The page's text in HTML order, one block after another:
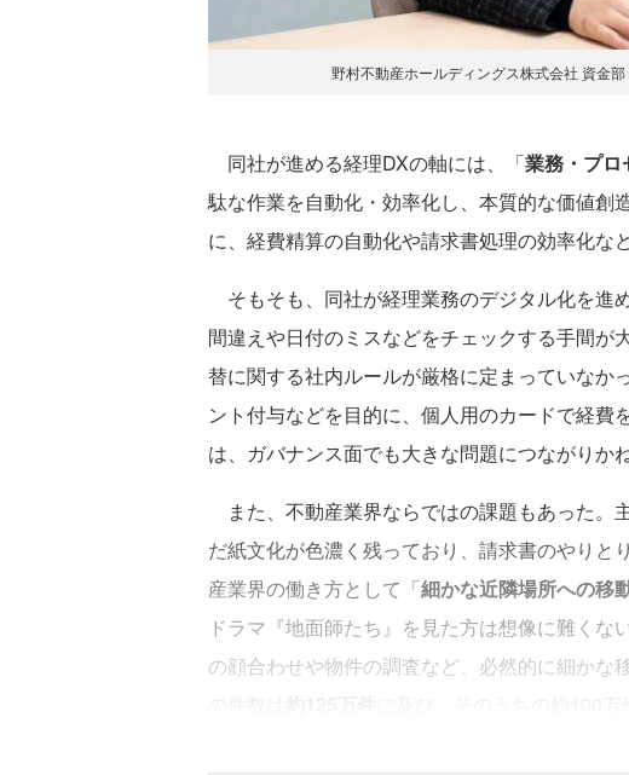
野村不動産ホールディングス株式会社 資金
同社が進める経理DXの軸には、「業務・プロ
駄な作業を自動化・効率化し、本質的な価値創
に、経費精算の自動化や請求書処理の効率化な
そもそも、同社が経理業務のデジタル化を進
間違えや日付のミスなどをチェックする手間が
替に関する社内ルールが厳格に定まっていなか
ント付与などを目的に、個人用のカードで経費
は、ガバナンス面でも大きな問題につながりかね
また、不動産業界ならではの課題もあった。
だ紙文化が色濃く残っており、請求書のやりと
産業界の働き方として「細かな近隣場所への移
ドラマ『地面師たち』を見た方は想像に難くな
の顔合わせや物件の調査など、必然的に細かな